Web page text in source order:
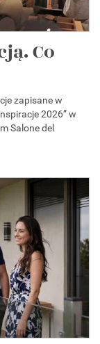
Co
zapisane w
2026” w
Salone del